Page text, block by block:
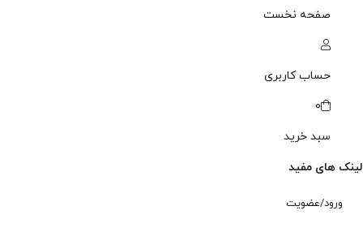
صفحه نخست
حساب کاربری
0
سبد خرید
لینک های مفید
ورود/عضویت